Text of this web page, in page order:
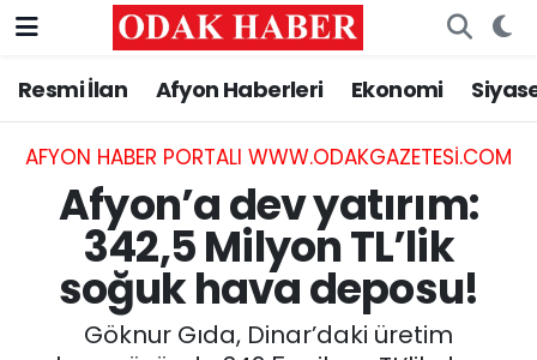
Resmi İlan Afyon Haberleri Ekonomi
AFYON HABER PORTALI WWW.ODAKGAZETESI.COM
Afyon’a dev yatırım:
342,5 Milyon TL’lik
soğuk hava deposu!
Göknur Gıda, Dinar’daki üretim
AFYONKARAHİSAR HABERLERİ
Resmi İlan
ASAYİŞ
GÜNCEL
SİYASET
Nöbetçi Eczaneler
Hava Durumu
Trafik Durumu
Süper Lig Puan Durumu ve Fikstür
Tüm Manşetler